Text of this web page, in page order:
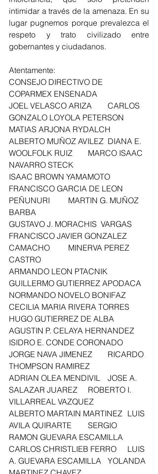
intimidar a través de la amenaza. En su
lugar pugnemos porque prevalezca el
respeto y trato civilizado entre
gobernantes y ciudadanos.
Atentamente:
CONSEJO DIRECTIVO DE
COPARMEX ENSENADA
JOEL VELASCO ARIZA	CARLOS
GONZALO LOYOLA PETERSON
MATIAS ARJONA RYDALCH
ALBERTO MUÑOZ AVILEZ	DIANA E.
WOOLFOLK RUIZ	MARCO ISAAC
NAVARRO STECK
ISAAC BROWN YAMAMOTO
FRANCISCO GARCIA DE LEON
PEÑUNURI	MARTIN G. MUÑOZ
BARBA
GUSTAVO J. MORACHIS  VARGAS
FRANCISCO JAVIER GONZALEZ
CAMACHO	MINERVA PEREZ
CASTRO
ARMANDO LEON PTACNIK
GUILLERMO GUTIERREZ APODACA
NORMANDO NOVELO BONIFAZ
CECILIA MARIA RIVERA TORRES
HUGO GUTIERREZ DE ALBA
AGUSTIN P. CELAYA HERNANDEZ
ISIDRO E. CONDE CORONADO
JORGE NAVA JIMENEZ	RICARDO
THOMPSON RAMIREZ
ADRIAN OLEA MENDIVIL	JOSE A.
SALAZAR JUAREZ	ROBERTO I.
VILLARREAL VAZQUEZ
ALBERTO MARTAIN MARTINEZ	LUIS
AVILA QUIRARTE	SERGIO
RAMON GUEVARA ESCAMILLA
CARLOS CHRISTLIEB FERRO	LUIS
A. GUEVARA ESCAMILLA	YOLANDA